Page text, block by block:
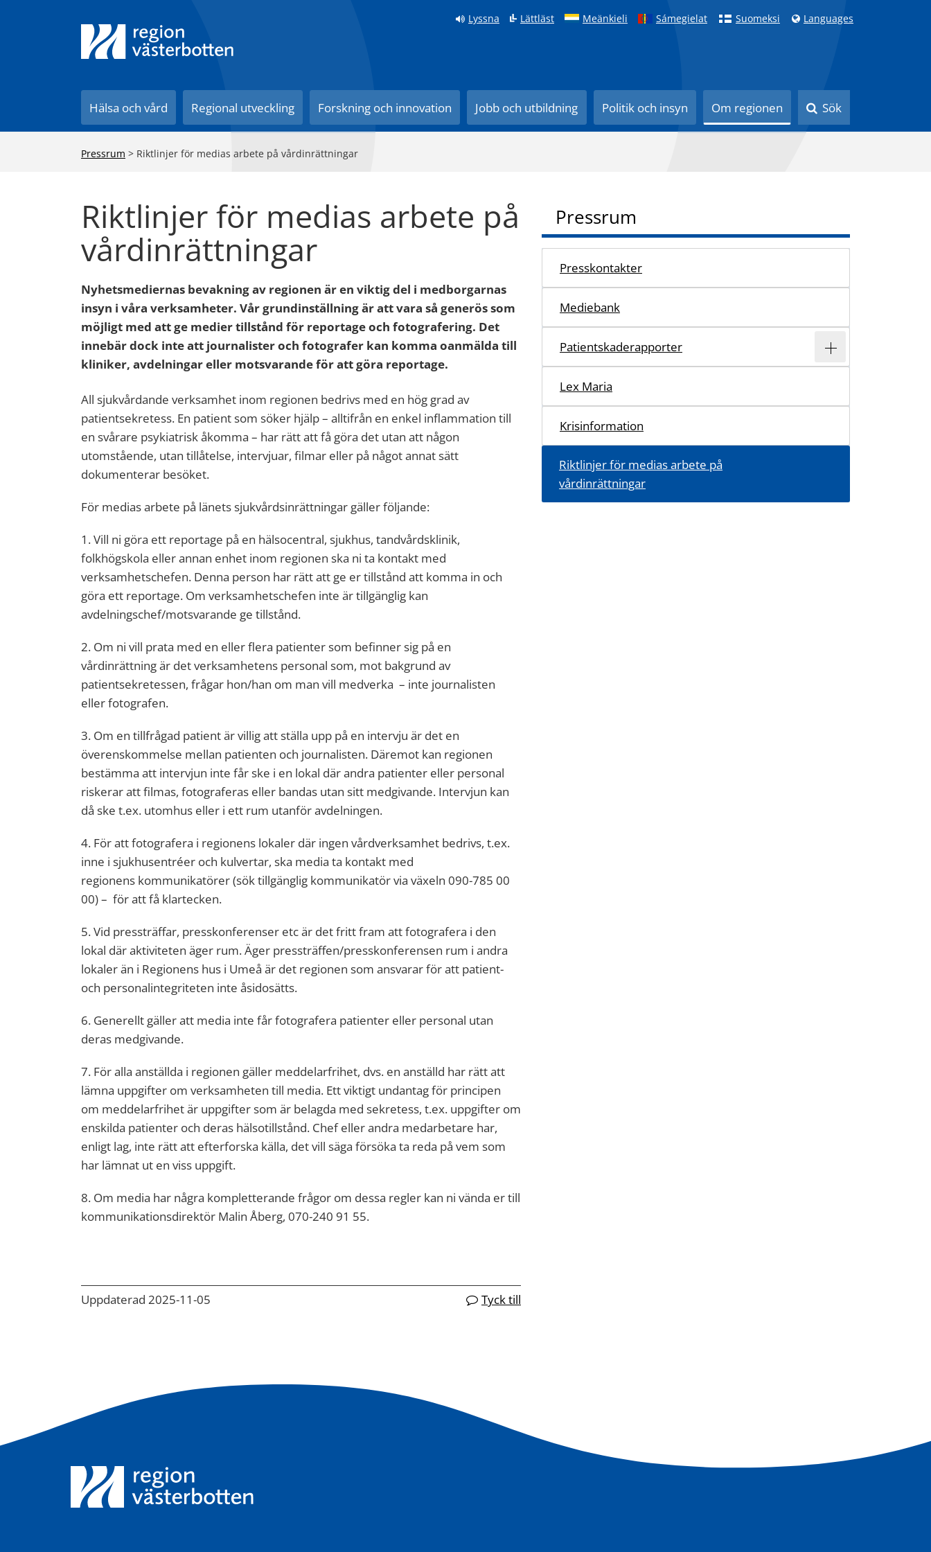
Lyssna Lättläst Meänkieli Sámegielat Suomeksi Languages
Hälsa och vård Regional utveckling Forskning och innovation Jobb och utbildning Politik och insyn Om regionen Sök
Pressrum > Riktlinjer för medias arbete på vårdinrättningar
Riktlinjer för medias arbete på
vårdinrättningar
Nyhetsmediernas bevakning av regionen är en viktig del i medborgarnas
insyn i våra verksamheter. Vår grundinställning är att vara så generös som
möjligt med att ge medier tillstånd för reportage och fotografering. Det
innebär dock inte att journalister och fotografer kan komma oanmälda till
kliniker, avdelningar eller motsvarande för att göra reportage.
All sjukvårdande verksamhet inom regionen bedrivs med en hög grad av
patientsekretess. En patient som söker hjälp – alltifrån en enkel inflammation till
en svårare psykiatrisk åkomma – har rätt att få göra det utan att någon
utomstående, utan tillåtelse, intervjuar, filmar eller på något annat sätt
dokumenterar besöket.
För medias arbete på länets sjukvårdsinrättningar gäller följande:
1. Vill ni göra ett reportage på en hälsocentral, sjukhus, tandvårdsklinik,
folkhögskola eller annan enhet inom regionen ska ni ta kontakt med
verksamhetschefen. Denna person har rätt att ge er tillstånd att komma in och
göra ett reportage. Om verksamhetschefen inte är tillgänglig kan
avdelningschef/motsvarande ge tillstånd.
2. Om ni vill prata med en eller flera patienter som befinner sig på en
vårdinrättning är det verksamhetens personal som, mot bakgrund av
patientsekretessen, frågar hon/han om man vill medverka – inte journalisten
eller fotografen.
3. Om en tillfrågad patient är villig att ställa upp på en intervju är det en
överenskommelse mellan patienten och journalisten. Däremot kan regionen
bestämma att intervjun inte får ske i en lokal där andra patienter eller personal
riskerar att filmas, fotograferas eller bandas utan sitt medgivande. Intervjun kan
då ske t.ex. utomhus eller i ett rum utanför avdelningen.
4. För att fotografera i regionens lokaler där ingen vårdverksamhet bedrivs, t.ex.
inne i sjukhusentréer och kulvertar, ska media ta kontakt med
regionens kommunikatörer (sök tillgänglig kommunikatör via växeln 090-785 00
00) – för att få klartecken.
5. Vid pressträffar, presskonferenser etc är det fritt fram att fotografera i den
lokal där aktiviteten äger rum. Äger pressträffen/presskonferensen rum i andra
lokaler än i Regionens hus i Umeå är det regionen som ansvarar för att patient-
och personalintegriteten inte åsidosätts.
6. Generellt gäller att media inte får fotografera patienter eller personal utan
deras medgivande.
7. För alla anställda i regionen gäller meddelarfrihet, dvs. en anställd har rätt att
lämna uppgifter om verksamheten till media. Ett viktigt undantag för principen
om meddelarfrihet är uppgifter som är belagda med sekretess, t.ex. uppgifter om
enskilda patienter och deras hälsotillstånd. Chef eller andra medarbetare har,
enligt lag, inte rätt att efterforska källa, det vill säga försöka ta reda på vem som
har lämnat ut en viss uppgift.
8. Om media har några kompletterande frågor om dessa regler kan ni vända er till
kommunikationsdirektör Malin Åberg, 070-240 91 55.
Uppdaterad 2025-11-05 Tyck till
Pressrum
Presskontakter
Mediebank
Patientskaderapporter
Lex Maria
Krisinformation
Riktlinjer för medias arbete på
vårdinrättningar